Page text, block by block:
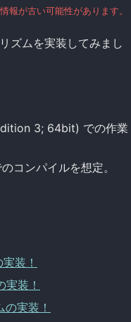
報が古い可能性があります。
ズムを実装してみまし
3; 64bit) での作業
コンパイルを想定。
装！
装！
実装！